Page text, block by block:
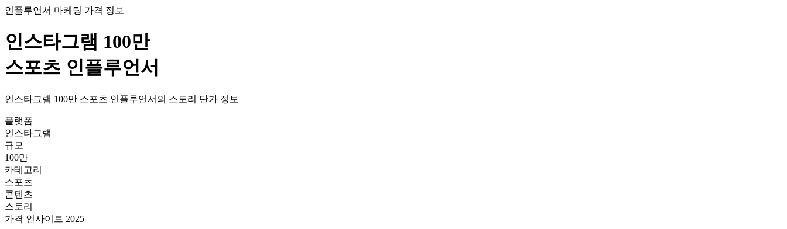
인플루언서 마케팅 가격 정보
인스타그램 100만
스포츠 인플루언서
인스타그램 100만 스포츠 인플루언서의 스토리 단가 정보
플랫폼
인스타그램
규모
100만
카테고리
스포츠
콘텐츠
스토리
가격 인사이트 2025